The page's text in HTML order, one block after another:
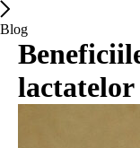
Blog
lactatelor